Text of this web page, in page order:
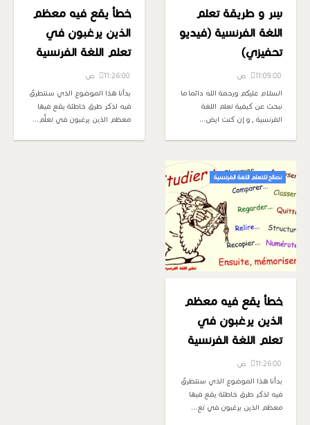
سِر و طريقة تعلم
اللغة الفرنسية (فيديو
تحفيزي)
11:09:00 ص
السلام عليكم ورحمة الله دائما ما
نبحث عن كيفية تعلم اللغة
الفرنسية , و إن كنت ايض…
خطأ يقع فيه معظم
الذين يرغبون في
تعلم اللغة الفرنسية
11:26:00 ص
بدأنا هذا الموضوع الذي سنتطرقُ
فيه لذكر طرق خاطئة يقع فيها
معظم الذين يرغبون في تعلُّم…
نصائح للتعلم اللغة الفرنسية
خطأ يقع فيه معظم
الذين يرغبون في
تعلم اللغة الفرنسية
11:26:00 ص
بدأنا هذا الموضوع الذي سنتطرقُ
فيه لذكر طرق خاطئة يقع فيها
معظم الذين يرغبون في تع…